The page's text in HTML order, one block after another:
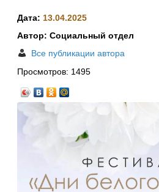
Дата: 13.04.2025
Автор: Социальный отдел
Все публикации автора
Просмотров: 1495